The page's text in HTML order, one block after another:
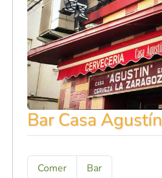
Bar Casa Agustín
Comer Bar